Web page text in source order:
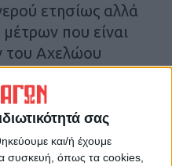
σας
και/ή έχουμε
συσκευή, όπως τα cookies,
ετησίως αλλά
που είναι
του Αχελώου
4,2 δις κ.μ.) και
της
κινδυνεύει με